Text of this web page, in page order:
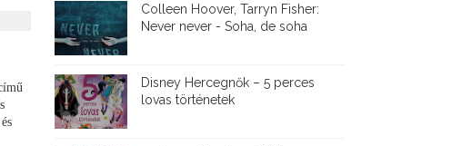
Colleen Hoover, Tarryn Fisher:
Never never - Soha, de soha
Disney ​Hercegnők – 5 perces
lovas történetek